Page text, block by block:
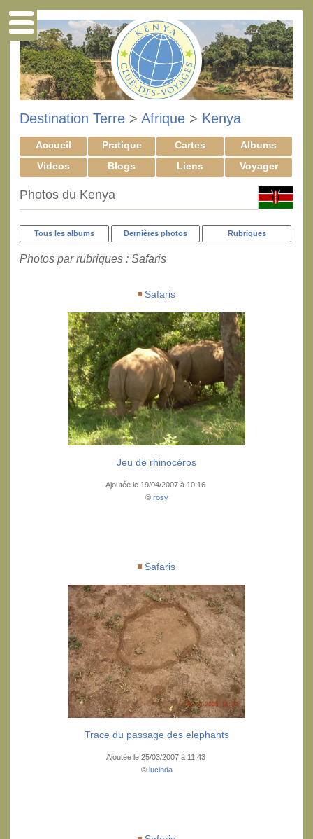
Destination Terre > Afrique > Kenya
Accueil Pratique Cartes
Albums
Videos
Blogs Liens Voyager
Photos du Kenya
Tous les albums Dernières photos Rubriques
Photos par rubriques : Safaris
Safaris
Jeu de rhinocéros
Ajoutée le 19/04/2007 à 10:16
© rosy
Safaris
Trace du passage des elephants
Ajoutée le 25/03/2007 à 11:43
© lucinda